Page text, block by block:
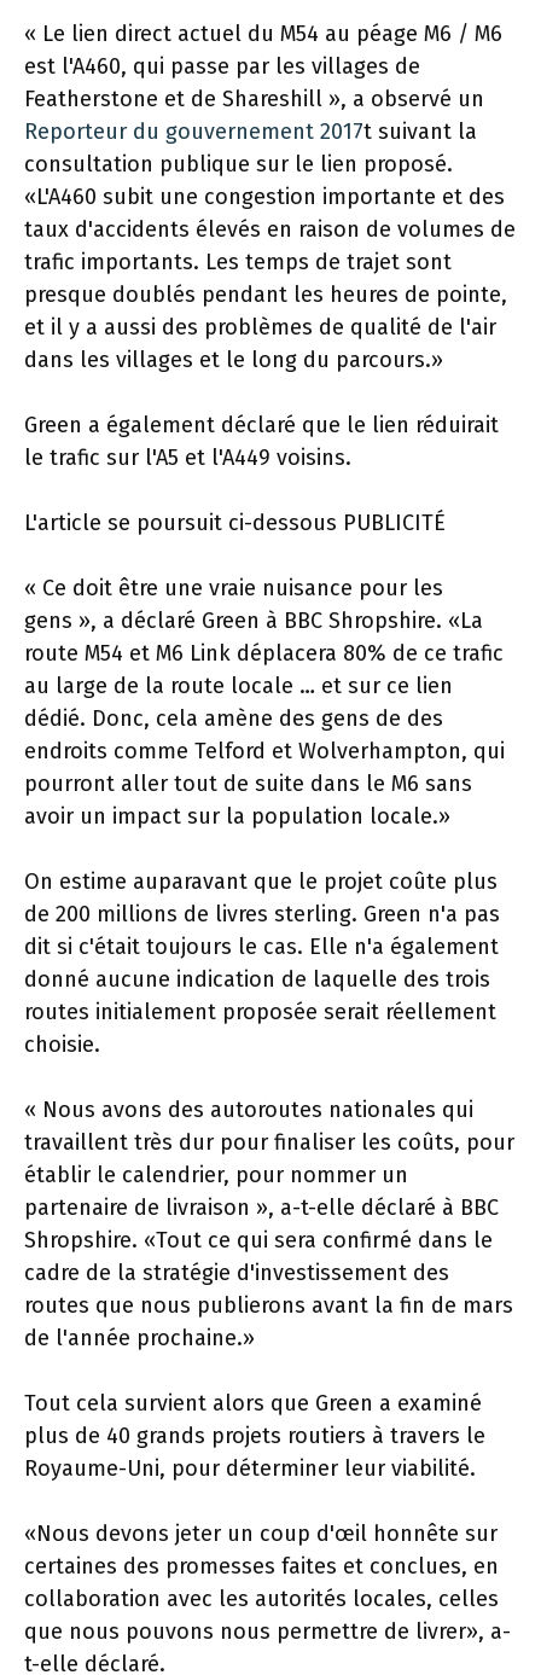
« Le lien direct actuel du M54 au péage M6 / M6
est l'A460, qui passe par les villages de
Featherstone et de Shareshill », a observé un
Reporteur du gouvernement 2017t suivant la
consultation publique sur le lien proposé.
«L'A460 subit une congestion importante et des
taux d'accidents élevés en raison de volumes de
trafic importants. Les temps de trajet sont
presque doublés pendant les heures de pointe,
et il y a aussi des problèmes de qualité de l'air
dans les villages et le long du parcours.»
Green a également déclaré que le lien réduirait
le trafic sur l'A5 et l'A449 voisins.
L'article se poursuit ci-dessous PUBLICITÉ
« Ce doit être une vraie nuisance pour les
gens », a déclaré Green à BBC Shropshire. «La
route M54 et M6 Link déplacera 80% de ce trafic
au large de la route locale … et sur ce lien
dédié. Donc, cela amène des gens de des
endroits comme Telford et Wolverhampton, qui
pourront aller tout de suite dans le M6 sans
avoir un impact sur la population locale.»
On estime auparavant que le projet coûte plus
de 200 millions de livres sterling. Green n'a pas
dit si c'était toujours le cas. Elle n'a également
donné aucune indication de laquelle des trois
routes initialement proposée serait réellement
choisie.
« Nous avons des autoroutes nationales qui
travaillent très dur pour finaliser les coûts, pour
établir le calendrier, pour nommer un
partenaire de livraison », a-t-elle déclaré à BBC
Shropshire. «Tout ce qui sera confirmé dans le
cadre de la stratégie d'investissement des
routes que nous publierons avant la fin de mars
de l'année prochaine.»
Tout cela survient alors que Green a examiné
plus de 40 grands projets routiers à travers le
Royaume-Uni, pour déterminer leur viabilité.
«Nous devons jeter un coup d'œil honnête sur
certaines des promesses faites et conclues, en
collaboration avec les autorités locales, celles
que nous pouvons nous permettre de livrer», a-
t-elle déclaré.